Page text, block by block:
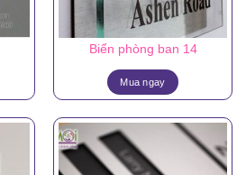
Biển phòng ban 14
Mua ngay